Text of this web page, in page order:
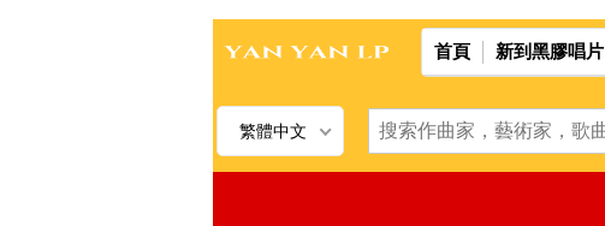
首頁 新到黑膠唱片
繁體中文